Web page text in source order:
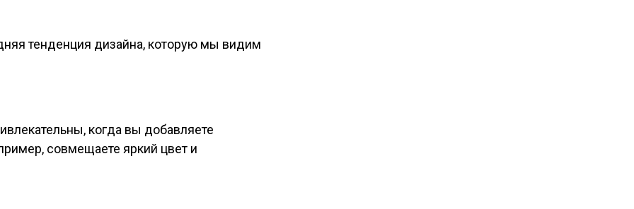
когда вы добавляете
совмещаете яркий цвет и